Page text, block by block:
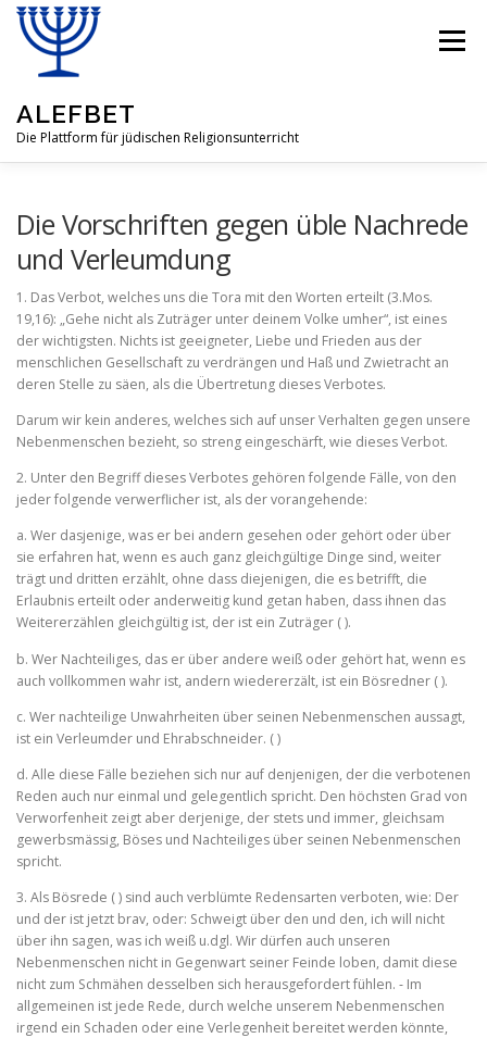
Zum
Inhalt
springen
ALEFBET
Die Plattform für jüdischen Religionsunterricht
Menü
GASTBEITRÄGE ÜBER UNSERE IDEE
Die Vorschriften gegen üble Nachrede
und Verleumdung
1. Das Verbot, welches uns die Tora mit den Worten erteilt (3.Mos.
19,16): „Gehe nicht als Zuträger unter deinem Volke umher“, ist eines
der wichtigsten. Nichts ist geeigneter, Liebe und Frie­den aus der
menschlichen Gesellschaft zu verdrängen und Haß und Zwietracht an
deren Stelle zu säen, als die Übertretung dieses Verbotes.
Darum wir kein anderes, welches sich auf unser Verhal­ten gegen unsere
Nebenmenschen bezieht, so streng eingeschärft, wie dieses Verbot.
2. Unter den Begriff dieses Verbotes gehören folgende Fälle, von den
jeder folgende verwerflicher ist, als der vorangehende:
a. Wer dasjenige, was er bei andern gesehen oder gehört oder über
sie erfahren hat, wenn es auch ganz gleichgültige Dinge sind, weiter
trägt und dritten erzählt, ohne dass diejenigen, die es betrifft, die
Erlaubnis erteilt oder anderweitig kund getan haben, dass ihnen das
Weitererzählen gleichgültig ist, der ist ein Zuträger ( ).
b. Wer Nachteiliges, das er über andere weiß oder gehört hat, wenn es
auch vollkommen wahr ist, andern wiedererzält, ist ein Bösredner ( ).
c. Wer nachteilige Unwahrheiten über seinen Nebenmenschen aus­sagt,
ist ein Verleumder und Ehrabschneider. ( )
d. Alle diese Fälle beziehen sich nur auf denjenigen, der die verbotenen
Reden auch nur einmal und gelegentlich spricht. Den höchsten Grad von
Verworfenheit zeigt aber derjenige, der stets und immer, gleichsam
gewerbsmässig, Böses und Nachteiliges über seinen Nebenmenschen
spricht.
3. Als Bösrede ( ) sind auch verblümte Redensarten verboten, wie: Der
und der ist jetzt brav, oder: Schweigt über den und den, ich will nicht
über ihn sagen, was ich weiß u.dgl. Wir dürfen auch unseren
Nebenmenschen nicht in Gegenwart seiner Feinde loben, damit diese
nicht zum Schmähen desselben sich herausgefor­dert fühlen. ‑ Im
allgemeinen ist jede Rede, durch welche unserem Nebenmenschen
irgend ein Schaden oder eine Verlegenheit bereitet werden könnte,